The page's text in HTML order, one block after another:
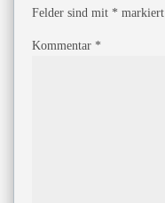
Felder sind mit * markiert
Kommentar *